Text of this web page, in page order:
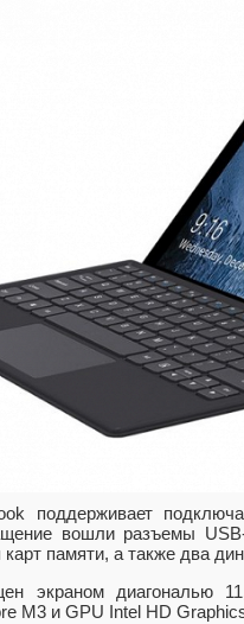
поддерживает
вошли разъемы
памяти, а также два
экраном диагональю
M3 и GPU Intel HD